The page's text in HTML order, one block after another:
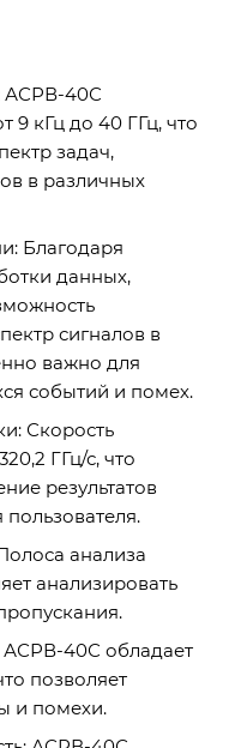
АСРВ-40С
9 кГц до 40 ГГц, что
задач,
в различных
Благодаря
данных,
сигналов в
важно для
событий и помех.
Скорость
ГГц/с, что
результатов
анализа
анализировать
АСРВ-40С обладает
позволяет
и помехи.